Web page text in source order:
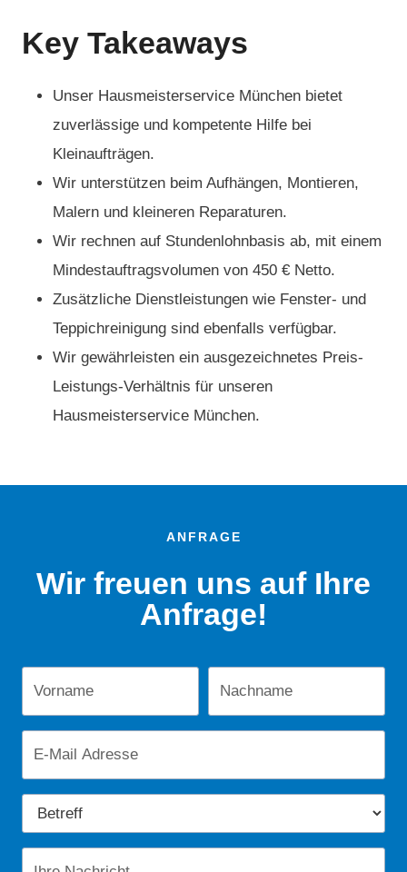
Key Takeaways
Unser Hausmeisterservice München bietet
zuverlässige und kompetente Hilfe bei
Kleinaufträgen.
Wir unterstützen beim Aufhängen, Montieren,
Malern und kleineren Reparaturen.
Wir rechnen auf Stundenlohnbasis ab, mit einem
Mindestauftragsvolumen von 450 € Netto.
Zusätzliche Dienstleistungen wie Fenster- und
Teppichreinigung sind ebenfalls verfügbar.
Wir gewährleisten ein ausgezeichnetes Preis-
Leistungs-Verhältnis für unseren
Hausmeisterservice München.
ANFRAGE
Wir freuen uns auf Ihre
Anfrage!